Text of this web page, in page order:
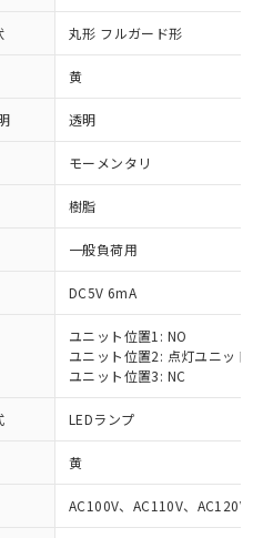
丸形 フルガード形
黄
透明
モーメンタリ
樹脂
一般負荷用
DC5V 6mA
ユニット位置1: NO
ユニット位置2: 点灯ユニット
ユニット位置3: NC
LEDランプ
黄
AC100V、AC110V、AC120V